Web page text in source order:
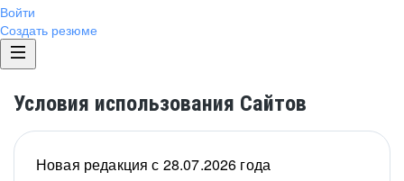
Войти
Создать резюме
Условия использования Сайтов
Новая редакция с 28.07.2026 года